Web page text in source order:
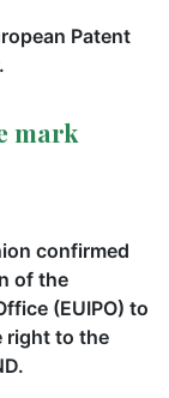
Patent
mark
confirmed
of the
(EUIPO) to
right to the